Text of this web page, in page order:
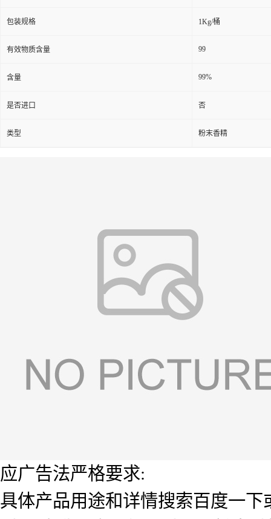
包装规格 1Kg/桶
有效物质含量 99
含量 99%
是否进口 否
类型 粉末香精
应广告法严格要求:
具体产品用途和详情搜索百度一